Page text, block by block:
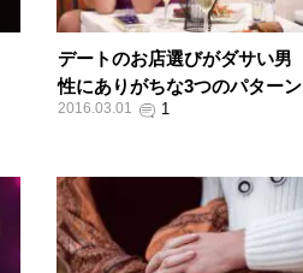
デートのお店選びがダサい男
性にありがちな3つのパターン
2016.03.01